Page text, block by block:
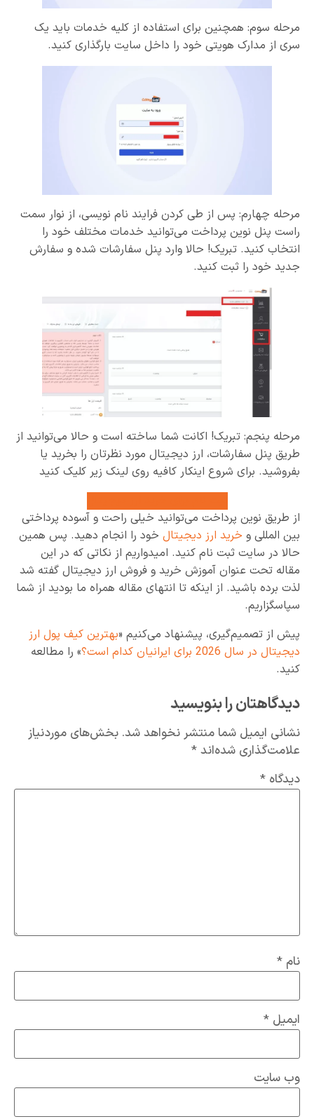
مرحله سوم: همچنین برای استفاده از کلیه خدمات باید یک
سری از مدارک هویتی خود را داخل سایت بارگذاری کنید.
مرحله چهارم: پس از طی کردن فرایند نام نویسی، از نوار سمت
راست پنل نوین پرداخت می‌توانید خدمات مختلف خود را
انتخاب کنید. تبریک! حالا وارد پنل سفارشات شده و سفارش
جدید خود را ثبت کنید.
مرحله پنجم: تبریک! اکانت شما ساخته است و حالا می‌توانید از
طریق پنل سفارشات، ارز دیجیتال مورد نظرتان را بخرید یا
بفروشید. برای شروع اینکار کافیه روی لینک زیر کلیک کنید
از طریق نوین پرداخت می‌توانید خیلی راحت و آسوده پرداختی
بین المللی و خرید ارز دیجیتال خود را انجام دهید. پس همین
حالا در سایت ثبت نام کنید. امیدواریم از نکاتی که در این
مقاله تحت عنوان آموزش خرید و فروش ارز دیجیتال گفته شد
لذت برده باشید. از اینکه تا انتهای مقاله همراه ما بودید از شما
سپاسگزاریم.
پیش از تصمیم‌گیری، پیشنهاد می‌کنیم «بهترین کیف پول ارز
دیجیتال در سال 2026 برای ایرانیان کدام است؟
» را مطالعه
کنید.
دیدگاهتان را بنویسید
نشانی ایمیل شما منتشر نخواهد شد. بخش‌های موردنیاز
علامت‌گذاری شده‌اند*
دیدگاه *
نام *
ایمیل *
وب‌ سایت